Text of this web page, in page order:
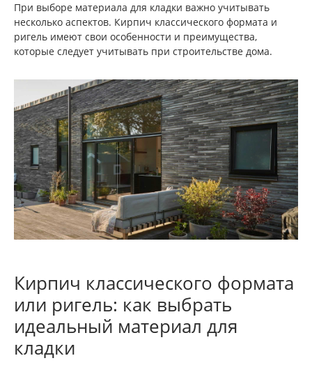
При выборе материала для кладки важно учитывать
несколько аспектов. Кирпич классического формата и
ригель имеют свои особенности и преимущества,
которые следует учитывать при строительстве дома.
Кирпич классического формата
или ригель: как выбрать
идеальный материал для
кладки